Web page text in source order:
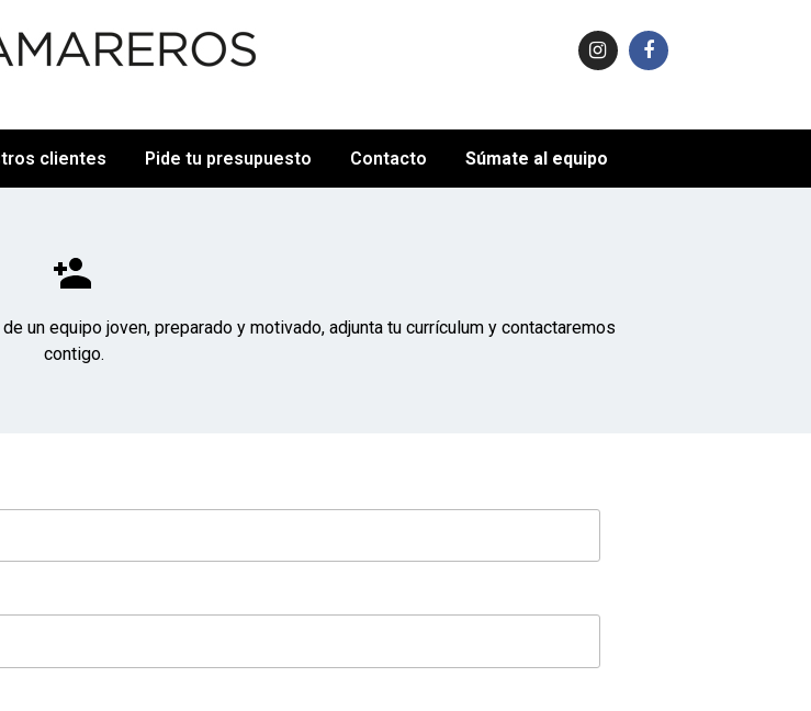
clientes Pide tu presupuesto Contacto Súmate al equipo
un equipo joven, preparado y motivado, adjunta tu currículum y contactaremos
contigo.